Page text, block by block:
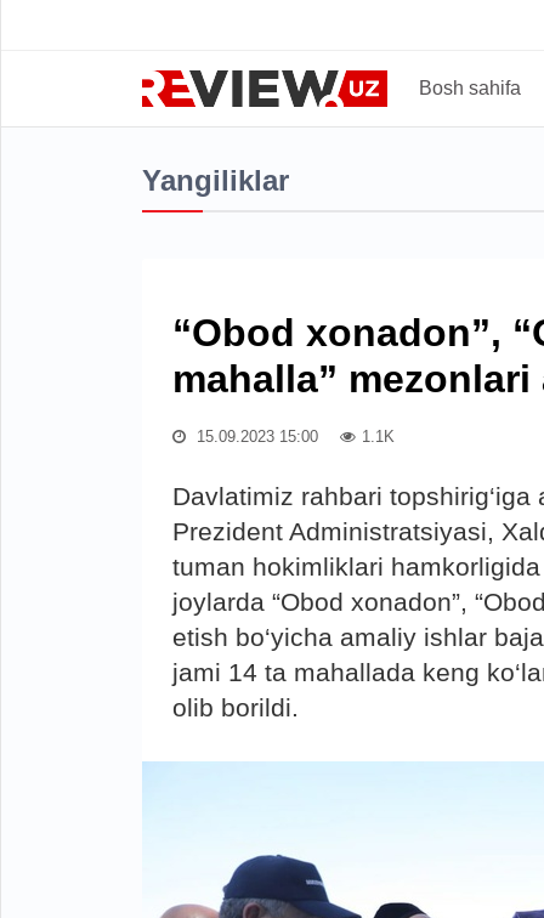
Bosh sahifa
Yangiliklar
“Obod xonadon”,
mahalla” mezonlari
15.09.2023 15:00 1.1K
Davlatimiz rahbari
Prezident Administratsiyasi,
tuman hokimliklari
joylarda “Obod xonadon”,
etish bo‘yicha amaliy ishlar
jami 14 ta mahallada keng
olib borildi.